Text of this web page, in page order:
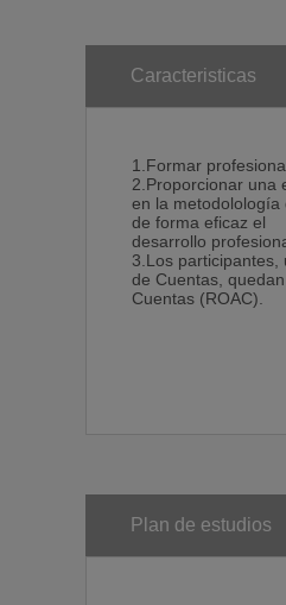
Caracteristicas
1.Formar
2.Proporcionar una
en la metodolología
de forma eficaz el
desarrollo
3.Los participantes,
de Cuentas,
Cuentas (ROAC).
Plan de estudios